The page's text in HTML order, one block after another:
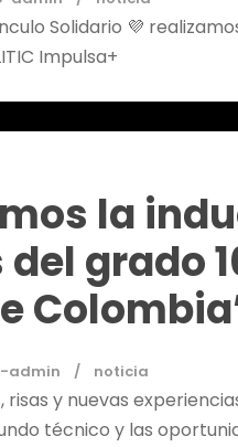
Solidario 💜
Impulsa+
la
grado
admin noticia
risas y nuevas
técnico y las